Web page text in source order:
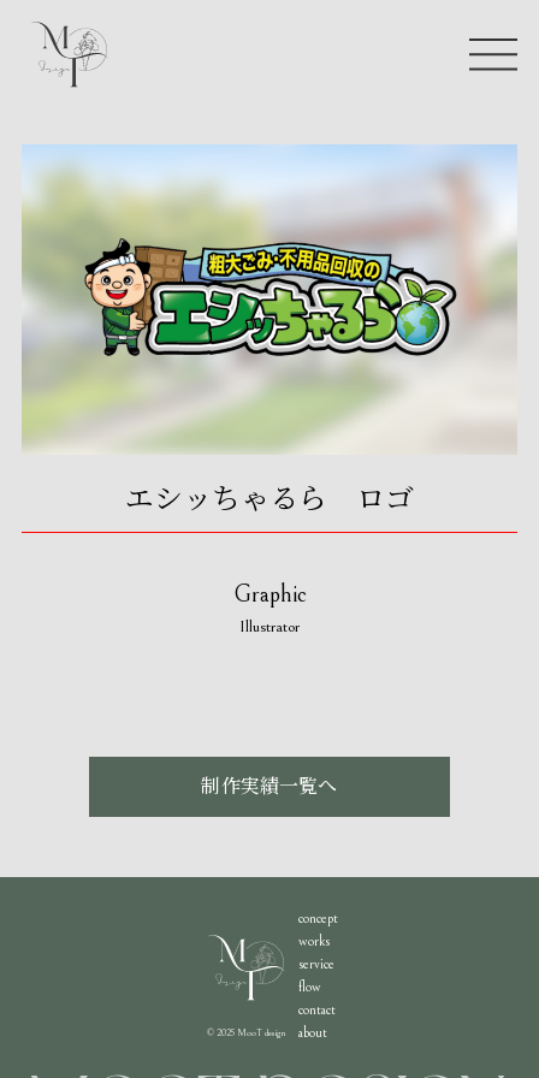
エシッちゃるら ロゴ
Graphic
Illustrator
制作実績一覧へ
© 2025 MooT design
concept
works
service
flow
contact
about